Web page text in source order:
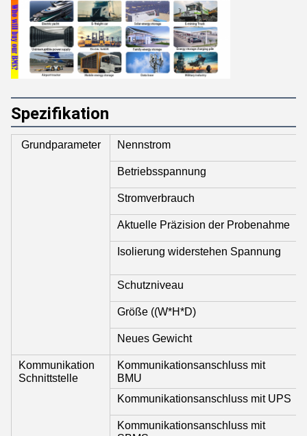
Spezifikation
Grundparameter Nennstrom
Betriebsspannung
Stromverbrauch
Aktuelle Präzision der Probenahme
Isolierung widerstehen Spannung
Schutzniveau
Größe ((W*H*D)
Neues Gewicht
Kommunikation
Schnittstelle
Kommunikationsanschluss mit
BMU
Kommunikationsanschluss mit UPS
Kommunikationsanschluss mit